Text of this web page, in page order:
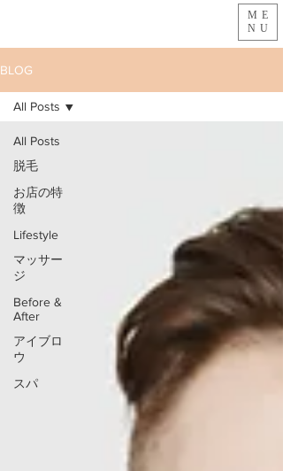
ME
NU
BLOG
All Posts
脱毛
お店の特
徴
Lifestyle
マッサー
ジ
Before &
After
アイブロ
ウ
スパ
All Posts